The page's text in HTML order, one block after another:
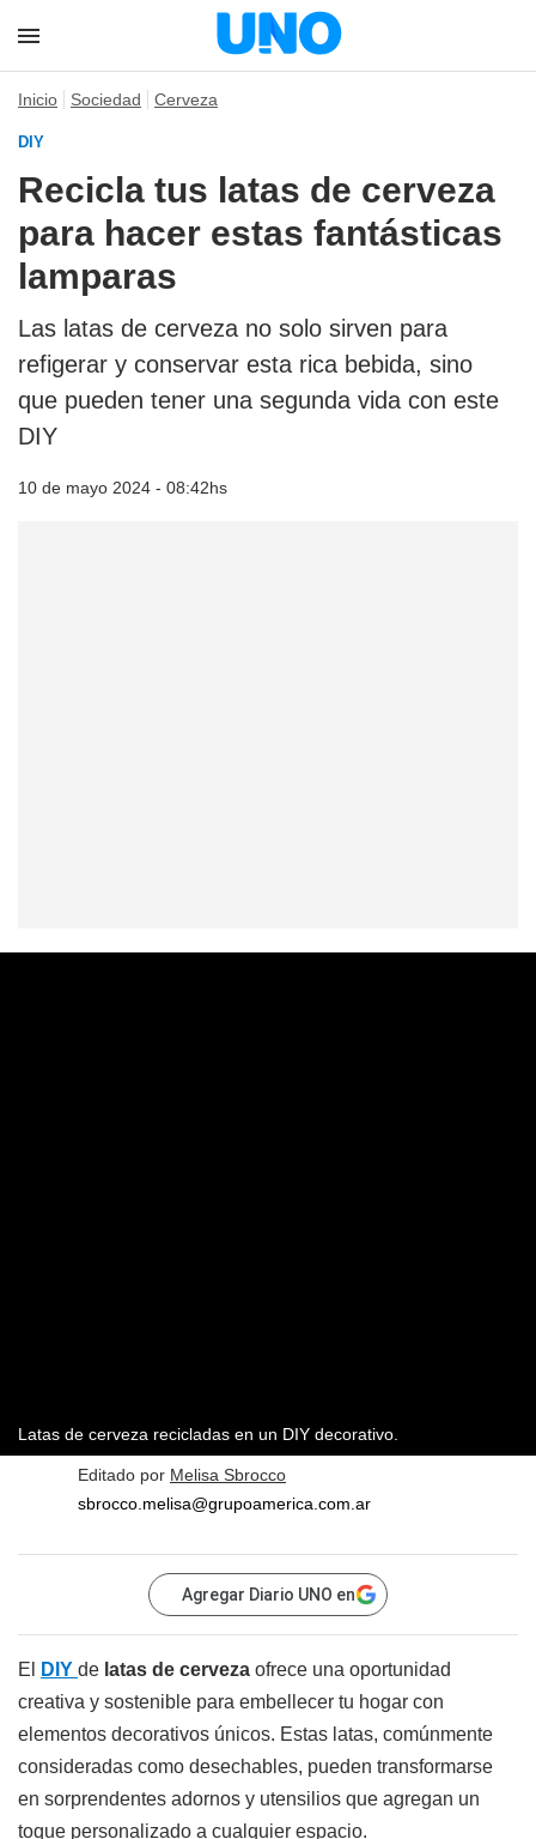
Inicio Sociedad Cerveza
DIY
Recicla tus latas de cerveza
para hacer estas fantásticas
lamparas
Las latas de cerveza no solo sirven para
refigerar y conservar esta rica bebida, sino
que pueden tener una segunda vida con este
DIY
10 de mayo 2024 - 08:42hs
Latas de cerveza recicladas en un DIY decorativo.
Editado por Melisa Sbrocco
sbrocco.melisa@grupoamerica.com.ar
Agregar Diario UNO en
El DIY de latas de cerveza ofrece una oportunidad
creativa y sostenible para embellecer tu hogar con
elementos decorativos únicos. Estas latas, comúnmente
consideradas como desechables, pueden transformarse
en sorprendentes adornos y utensilios que agregan un
toque personalizado a cualquier espacio.